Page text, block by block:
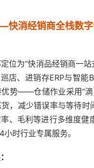
消经销商全栈数字
位为“快消品经销商一
店、进销存ERP与智
势——仓储作业采用“
，减少错误率与等待
、毛利等进行多维度
时行业专属服务。